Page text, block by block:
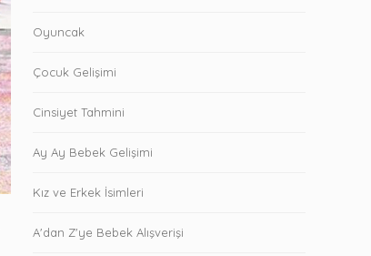
Oyuncak
Çocuk Gelişimi
Cinsiyet Tahmini
Ay Ay Bebek Gelişimi
Kız ve Erkek İsimleri
A'dan Z'ye Bebek Alışverişi